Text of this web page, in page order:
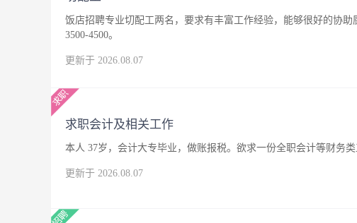
饭店招聘专业切配工两名，要求有丰富工作经验，能够很好的协
3500-4500。
更新于 2026.08.07
求职会计及相关工作
本人 37岁，会计大专毕业，做账报税。欲求一份全职会计等财务
更新于 2026.08.07